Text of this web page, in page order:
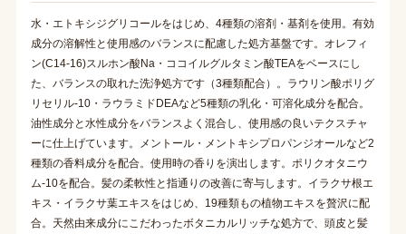
水・エトキシジグリコールをはじめ、4種類の溶剤・基剤を使用。有効
成分の溶解性と使用感のバランスに配慮した処方基盤です。オレフィ
ン(C14-16)スルホン酸Na・ココイルグルタミン酸TEAをベースにし
た、バランスの取れた洗浄処方です（3種類配合）。ラウリン酸ポリグ
リセリル-10・ラウラミドDEAなど5種類の乳化・可溶化成分を配合。
油性成分と水性成分をバランスよく混合し、使用感の良いテクスチャ
ーに仕上げています。メントール・メントキシプロパンジオールなど2
種類の香料成分を配合。使用時の香りを演出します。ポリクオタニウ
ム-10を配合。髪の柔軟性と指通りの改善に寄与します。イラクサ根エ
キス・イラクサ葉エキスをはじめ、19種類もの植物エキスを贅沢に配
合。天然由来成分にこだわったボタニカルリッチな処方で、頭皮と髪